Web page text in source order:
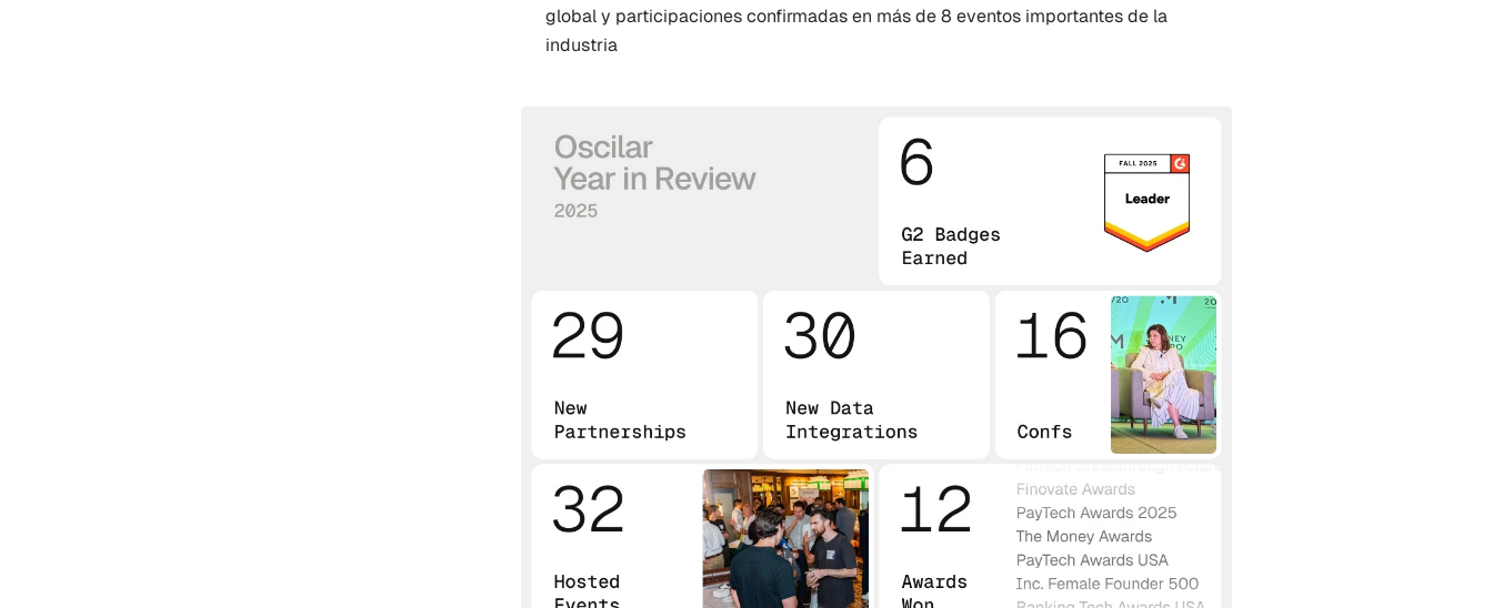
global y participaciones confirmadas en más de 8 eventos importantes de la
industria